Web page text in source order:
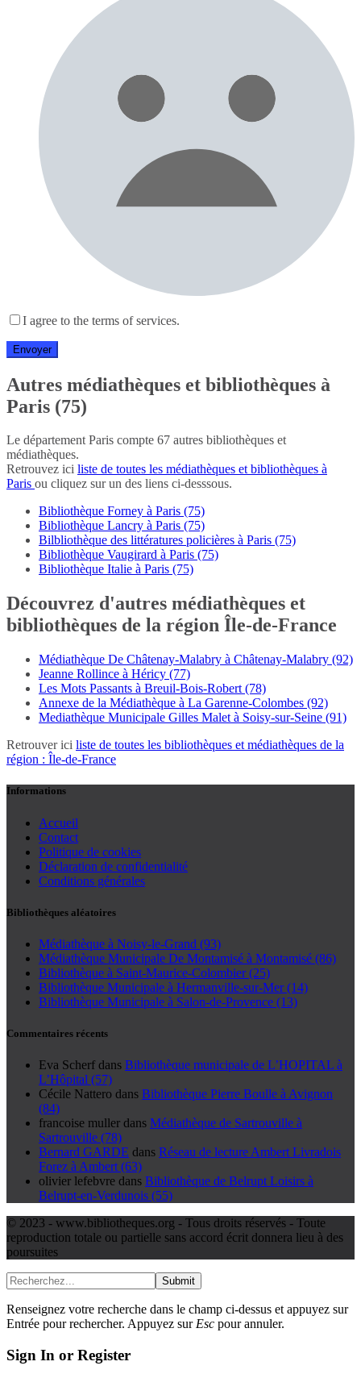
I agree to the terms of services.
Autres médiathèques et bibliothèques à
Paris (75)
Le département Paris compte 67 autres bibliothèques et
médiathèques.
Retrouvez ici liste de toutes les médiathèques et bibliothèques à
Paris ou cliquez sur un des liens ci-desssous.
Bibliothèque Forney à Paris (75)
Bibliothèque Lancry à Paris (75)
Bilbliothèque des littératures policières à Paris (75)
Bibliothèque Vaugirard à Paris (75)
Bibliothèque Italie à Paris (75)
Découvrez d'autres médiathèques et
bibliothèques de la région Île-de-France
Médiathèque De Châtenay-Malabry à Châtenay-Malabry (92)
Jeanne Rollince à Héricy (77)
Les Mots Passants à Breuil-Bois-Robert (78)
Annexe de la Médiathèque à La Garenne-Colombes (92)
Mediathèque Municipale Gilles Malet à Soisy-sur-Seine (91)
Retrouver ici liste de toutes les bibliothèques et médiathèques de la
région : Île-de-France
Informations
Accueil
Contact
Politique de cookies
Déclaration de confidentialité
Conditions générales
Bibliothèques aléatoires
Médiathèque à Noisy-le-Grand (93)
Médiathèque Municipale De Montamisé à Montamisé (86)
Bibliothèque à Saint-Maurice-Colombier (25)
Bibliothèque Municipale à Hermanville-sur-Mer (14)
Bibliothèque Municipale à Salon-de-Provence (13)
Commentaires récents
Eva Scherf dans Bibliothèque municipale de L’HOPITAL à
L’Hôpital (57)
Cécile Nattero dans Bibliothèque Pierre Boulle à Avignon
(84)
francoise muller dans Médiathèque de Sartrouville à
Sartrouville (78)
Bernard GARDE dans Réseau de lecture Ambert Livradois
Forez à Ambert (63)
olivier lefebvre dans Bibliothèque de Belrupt Loisirs à
Belrupt-en-Verdunois (55)
© 2023 - www.bibliotheques.org - Tous droits réservés - Toute
reproduction totale ou partielle sans accord écrit donnera lieu à des
poursuites
Submit
Renseignez votre recherche dans le champ ci-dessus et appuyez sur
Entrée pour rechercher. Appuyez sur Esc pour annuler.
Sign In or Register